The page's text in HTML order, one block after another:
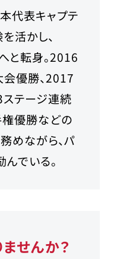
代表キャプテ
活かし、
と転身。2016
優勝、2017
テージ連続
優勝などの
めながら、パ
でいる。
せんか？